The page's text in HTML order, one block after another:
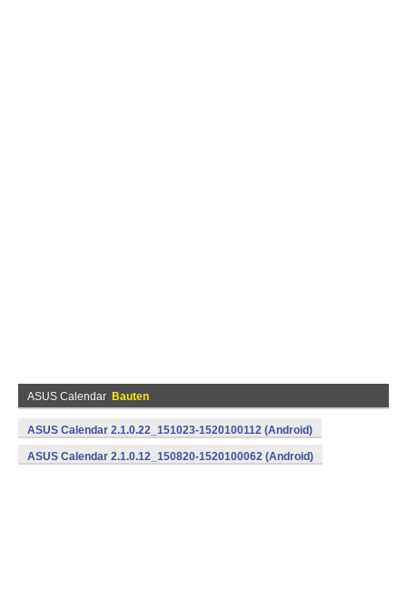
ASUS Calendar Bauten
ASUS Calendar 2.1.0.22_151023-1520100112 (Android)
ASUS Calendar 2.1.0.12_150820-1520100062 (Android)